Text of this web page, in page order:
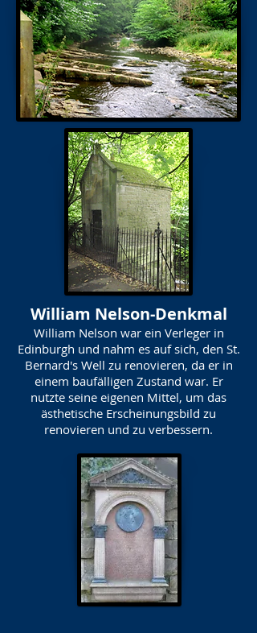
William Nelson-Denkmal
William Nelson war ein Verleger in
Edinburgh und nahm es auf sich, den St.
Bernard's Well zu renovieren, da er in
einem baufälligen Zustand war. Er
nutzte seine eigenen Mittel, um das
ästhetische Erscheinungsbild zu
renovieren und zu verbessern.